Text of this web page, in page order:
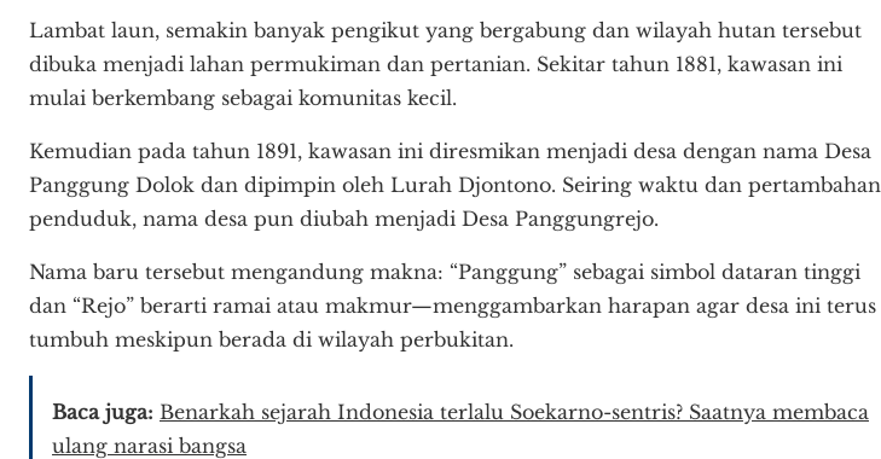
Lambat laun, semakin banyak pengikut yang bergabung dan wilayah hutan tersebut
dibuka menjadi lahan permukiman dan pertanian. Sekitar tahun 1881, kawasan ini
mulai berkembang sebagai komunitas kecil.
Kemudian pada tahun 1891, kawasan ini diresmikan menjadi desa dengan nama Desa
Panggung Dolok dan dipimpin oleh Lurah Djontono. Seiring waktu dan pertambahan
penduduk, nama desa pun diubah menjadi Desa Panggungrejo.
Nama baru tersebut mengandung makna: “Panggung” sebagai simbol dataran tinggi
dan “Rejo” berarti ramai atau makmur—menggambarkan harapan agar desa ini terus
tumbuh meskipun berada di wilayah perbukitan.
Baca juga: Benarkah sejarah Indonesia terlalu Soekarno-sentris? Saatnya membaca
ulang narasi bangsa